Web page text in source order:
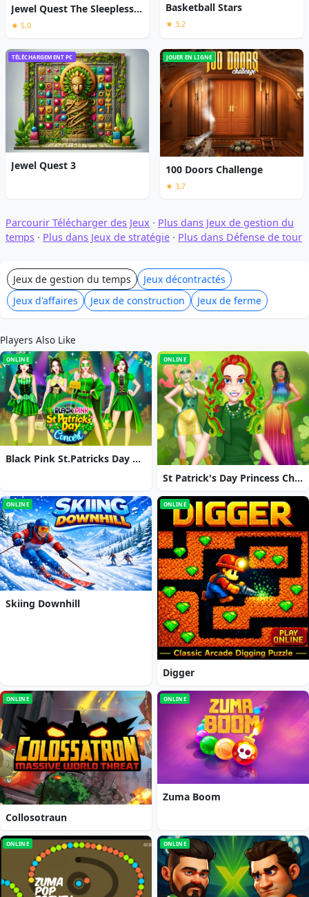
Jewel Quest The Sleepless Star
★ 5,0
Basketball Stars
★ 3,2
TÉLÉCHARGEMENT PC
Jewel Quest 3
JOUER EN LIGNE
100 Doors Challenge
★ 3,7
Parcourir Télécharger des Jeux · Plus dans Jeux de gestion du
temps · Plus dans Jeux de stratégie · Plus dans Défense de tour
Jeux de gestion du temps
Jeux décontractés
Jeux d'affaires
Jeux de construction Jeux de ferme
Players Also Like
ONLINE
Black Pink St.Patricks Day Concert
ONLINE
St Patrick's Day Princess Challenge
ONLINE
Skiing Downhill
ONLINE
Digger
ONLINE
Collosotraun
ONLINE
Zuma Boom
ONLINE ONLINE